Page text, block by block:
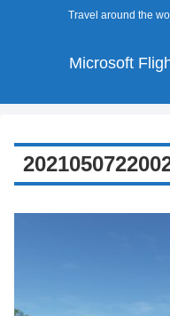
Travel around the
Microsoft